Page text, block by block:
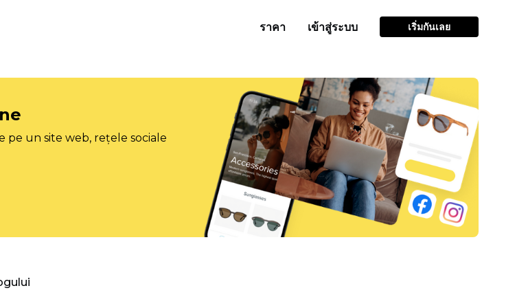
ราคา เข้าสู่ระบบ เริ่มกันเลย
un site web, rețele sociale